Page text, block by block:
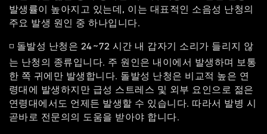
발생률이 높아지고 있는데, 이는 대표적인 소음성 난청의
주요 발생 원인 중 하나입니다.
◽ 돌발성 난청은 24~72 시간 내 갑자기 소리가 들리지 않
는 난청의 종류입니다. 주 원인은 내이에서 발생하며 보통
한 쪽 귀에만 발생합니다. 돌발성 난청은 비교적 높은 연
령대에 발생하지만 급성 스트레스 및 외부 요인으로 젊은
연령대에서도 언제든 발생할 수 있습니다. 따라서 발병 시
곧바로 전문의의 도움을 받아야 합니다.